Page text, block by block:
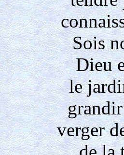
Sois
Dieu
le
verger